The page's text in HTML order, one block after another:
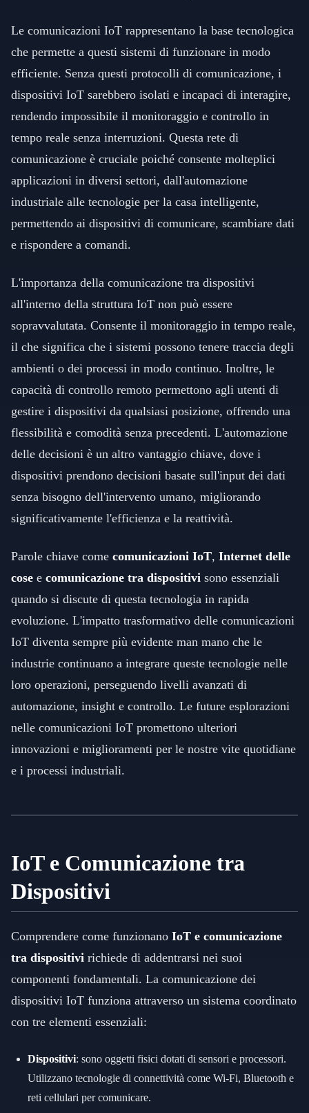
Le comunicazioni IoT rappresentano la base tecnologica
che permette a questi sistemi di funzionare in modo
efficiente. Senza questi protocolli di comunicazione, i
dispositivi IoT sarebbero isolati e incapaci di interagire,
rendendo impossibile il monitoraggio e controllo in
tempo reale senza interruzioni. Questa rete di
comunicazione è cruciale poiché consente molteplici
applicazioni in diversi settori, dall'automazione
industriale alle tecnologie per la casa intelligente,
permettendo ai dispositivi di comunicare, scambiare dati
e rispondere a comandi.
L'importanza della comunicazione tra dispositivi
all'interno della struttura IoT non può essere
sopravvalutata. Consente il monitoraggio in tempo reale,
il che significa che i sistemi possono tenere traccia degli
ambienti o dei processi in modo continuo. Inoltre, le
capacità di controllo remoto permettono agli utenti di
gestire i dispositivi da qualsiasi posizione, offrendo una
flessibilità e comodità senza precedenti. L'automazione
delle decisioni è un altro vantaggio chiave, dove i
dispositivi prendono decisioni basate sull'input dei dati
senza bisogno dell'intervento umano, migliorando
significativamente l'efficienza e la reattività.
Parole chiave come comunicazioni IoT, Internet delle
cose e comunicazione tra dispositivi sono essenziali
quando si discute di questa tecnologia in rapida
evoluzione. L'impatto trasformativo delle comunicazioni
IoT diventa sempre più evidente man mano che le
industrie continuano a integrare queste tecnologie nelle
loro operazioni, perseguendo livelli avanzati di
automazione, insight e controllo. Le future esplorazioni
nelle comunicazioni IoT promettono ulteriori
innovazioni e miglioramenti per le nostre vite quotidiane
e i processi industriali.
IoT e Comunicazione tra
Dispositivi
Comprendere come funzionano IoT e comunicazione
tra dispositivi richiede di addentrarsi nei suoi
componenti fondamentali. La comunicazione dei
dispositivi IoT funziona attraverso un sistema coordinato
con tre elementi essenziali:
Dispositivi: sono oggetti fisici dotati di sensori e processori.
Utilizzano tecnologie di connettività come Wi-Fi, Bluetooth e
reti cellulari per comunicare.